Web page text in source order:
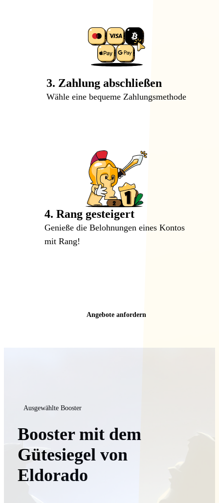
3. Zahlung abschließen
Wähle eine bequeme Zahlungsmethode
4. Rang gesteigert
Genieße die Belohnungen eines Kontos
mit Rang!
Angebote anfordern
Ausgewählte Booster
Booster mit dem
Gütesiegel von
Eldorado